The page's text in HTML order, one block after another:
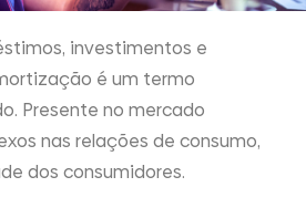
investimentos e
é um termo
Presente no mercado
nas relações de consumo,
dos consumidores.